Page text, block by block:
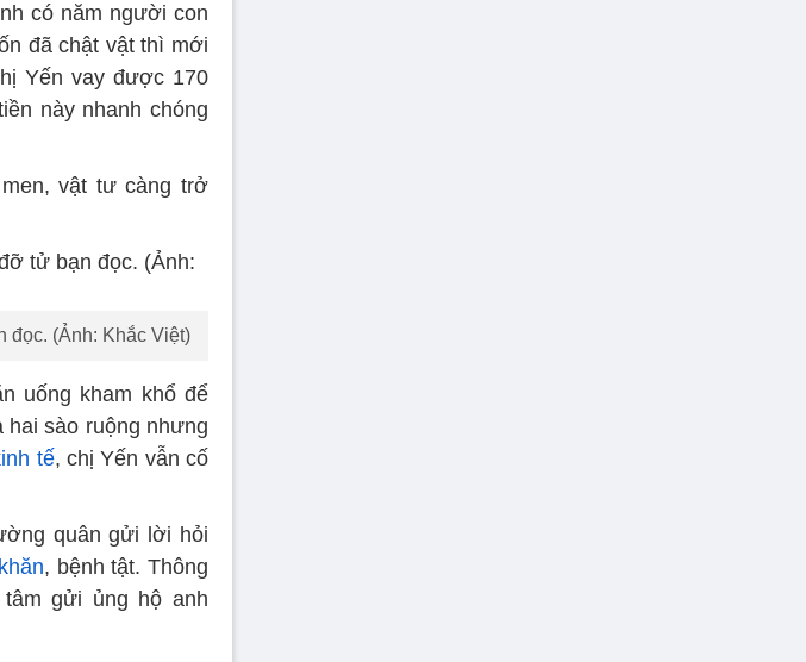
có năm người con
đã chật vật thì mới
Yến vay được 170
này nhanh chóng
vật tư càng trở
đọc. (Ảnh: Khắc Việt)
uống kham khổ để
hai sào ruộng nhưng
tế, chị Yến vẫn cố
quân gửi lời hỏi
, bệnh tật. Thông
gửi ủng hộ anh